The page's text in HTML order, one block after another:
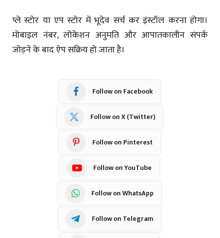
प्ले स्टोर या एप स्टोर में भूदेव सर्च कर इंस्टॉल करना होगा।
मोबाइल नंबर, लोकेशन अनुमति और आपातकालीन संपर्क
जोड़ने के बाद ऐप सक्रिय हो जाता है।
Follow on Facebook
Follow on X (Twitter)
Follow on Pinterest
Follow on YouTube
Follow on WhatsApp
Follow on Telegram